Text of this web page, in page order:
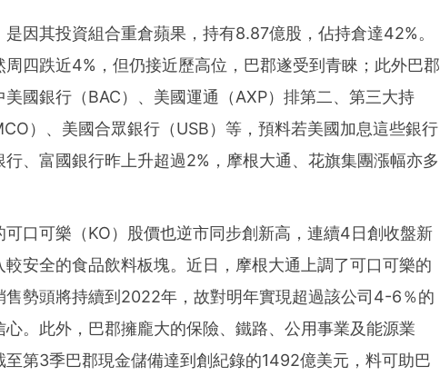
因其投資組合重倉蘋果，持有8.87億股，佔持倉達42%。
四跌近4%，但仍接近歷高位，巴郡遂受到青睞；此外巴郡
國銀行（BAC）、美國運通（AXP）排第二、第三大持
）、美國合眾銀行（USB）等，預料若美國加息這些銀行
、富國銀行昨上升超過2%，摩根大通、花旗集團漲幅亦多
口可樂（KO）股價也逆市同步創新高，連續4日創收盤新
安全的食品飲料板塊。近日，摩根大通上調了可口可樂的
售勢頭將持續到2022年，故對明年實現超過該公司4-6％的
。此外，巴郡擁龐大的保險、鐵路、公用事業及能源業
第3季巴郡現金儲備達到創紀錄的1492億美元，料可助巴